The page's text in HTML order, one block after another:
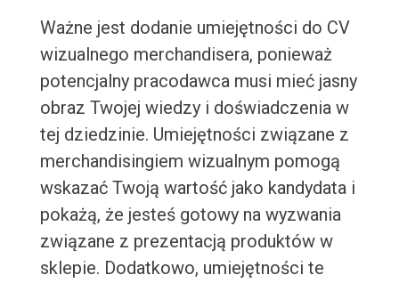
Ważne jest dodanie umiejętności do CV
wizualnego merchandisera, ponieważ
potencjalny pracodawca musi mieć jasny
obraz Twojej wiedzy i doświadczenia w
tej dziedzinie. Umiejętności związane z
merchandisingiem wizualnym pomogą
wskazać Twoją wartość jako kandydata i
pokażą, że jesteś gotowy na wyzwania
związane z prezentacją produktów w
sklepie. Dodatkowo, umiejętności te